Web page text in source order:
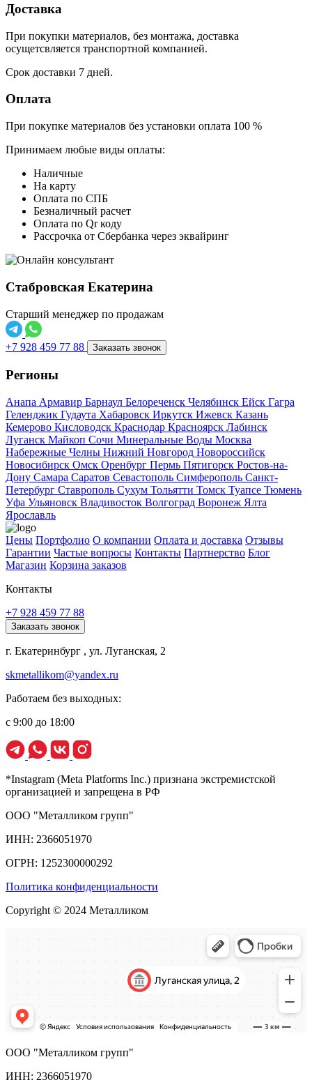
Доставка
При покупки материалов, без монтажа, доставка
осущетсвляется транспортной компанией.
Срок доставки 7 дней.
Оплата
При покупке материалов без установки оплата 100 %
Принимаем любые виды оплаты:
Наличные
На карту
Оплата по СПБ
Безналичный расчет
Оплата по Qr коду
Рассрочка от Сбербанка через эквайринг
Стабровская Екатерина
Старший менеджер по продажам
+7 928 459 77 88 Заказать звонок
Регионы
Анапа Армавир Барнаул Белореченск Челябинск Ейск Гагра
Геленджик Гудаута Хабаровск Иркутск Ижевск Казань
Кемерово Кисловодск Краснодар Красноярск Лабинск
Луганск Майкоп Сочи Минеральные Воды Москва
Набережные Челны Нижний Новгород Новороссийск
Новосибирск Омск Оренбург Пермь Пятигорск Ростов-на-
Дону Самара Саратов Севастополь Симферополь Санкт-
Петербург Ставрополь Сухум Тольятти Томск Туапсе Тюмень
Уфа Ульяновск Владивосток Волгоград Воронеж Ялта
Ярославль
Цены Портфолио О компании Оплата и доставка Отзывы
Гарантии Частые вопросы Контакты Партнерство Блог
Магазин Корзина заказов
Контакты
+7 928 459 77 88
Заказать звонок
г. Екатеринбург , ул. Луганская, 2
skmetallikom@yandex.ru
Работаем без выходных:
с 9:00 до 18:00
*Instagram (Meta Platforms Inc.) признана экстремистской
организацией и запрещена в РФ
ООО "Металликом групп"
ИНН: 2366051970
ОГРН: 1252300000292
Политика конфиденциальности
Copyright © 2024 Металликом
ООО "Металликом групп"
ИНН: 2366051970